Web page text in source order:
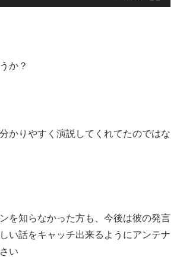
か？
かりやすく演説してくれてたのではな
を知らなかった方も、今後は彼の発言
い話をキャッチ出来るようにアンテナ
い